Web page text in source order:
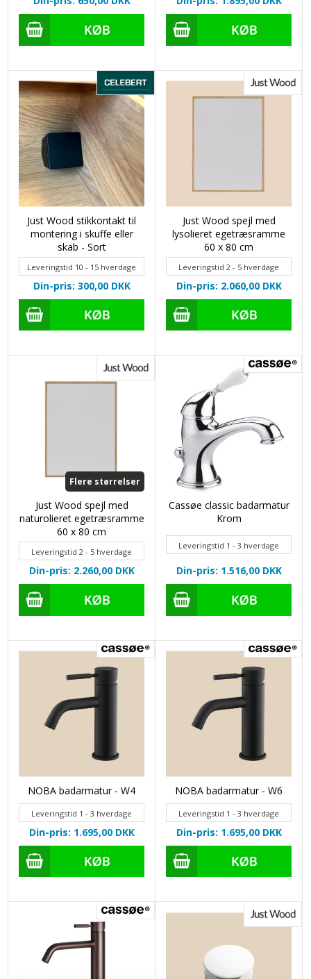
Just Wood stikkontakt til
montering i skuffe eller
skab - Sort
Leveringstid 10 - 15 hverdage
Din-pris: 300,00 DKK
Just Wood spejl med
lysolieret egetræsramme
60 x 80 cm
Leveringstid 2 - 5 hverdage
Din-pris: 2.060,00 DKK
Flere størrelser
Just Wood spejl med
naturolieret egetræsramme
60 x 80 cm
Leveringstid 2 - 5 hverdage
Din-pris: 2.260,00 DKK
Cassøe classic badarmatur
Krom
Leveringstid 1 - 3 hverdage
Din-pris: 1.516,00 DKK
NOBA badarmatur - W4
Leveringstid 1 - 3 hverdage
Din-pris: 1.695,00 DKK
NOBA badarmatur - W6
Leveringstid 1 - 3 hverdage
Din-pris: 1.695,00 DKK